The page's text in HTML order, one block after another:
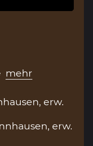
mehr
erw.
erw.